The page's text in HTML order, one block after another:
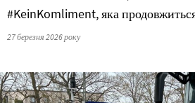
#KeinKomliment, яка
27 березня 2026 року